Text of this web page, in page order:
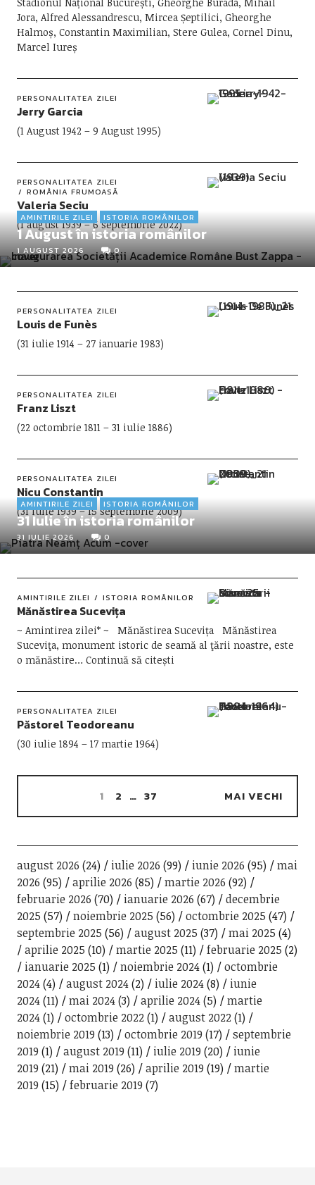
Jora, Alfred Alessandrescu, Mircea Șeptilici, Gheorghe
Halmoș, Constantin Maximilian, Stere Gulea, Cornel Dinu,
Marcel Iureș
PERSONALITATEA ZILEI
Jerry Garcia
(1 August 1942 – 9 August 1995)
PERSONALITATEA ZILEI
ROMÂNIA FRUMOASĂ
Valeria Seciu
(1 august 1939 – 6 septembrie 2022)
1 AUGUST 2026 0
AMINTIRILE ZILEI ISTORIA ROMÂNILOR
1 August în istoria românilor
PERSONALITATEA ZILEI
Louis de Funès
(31 iulie 1914 – 27 ianuarie 1983)
PERSONALITATEA ZILEI
Franz Liszt
(22 octombrie 1811 – 31 iulie 1886)
PERSONALITATEA ZILEI
Nicu Constantin
(31 iulie 1939 – 15 septembrie 2009)
31 IULIE 2026 0
AMINTIRILE ZILEI ISTORIA ROMÂNILOR
31 Iulie în istoria românilor
AMINTIRILE ZILEI ISTORIA ROMÂNILOR
Mănăstirea Sucevița
~ Amintirea zilei* ~ Mănăstirea Sucevița Mănăstirea
Suceviţa, monument istoric de seamă al ţării noastre, este
o mănăstire
Continuă să citești
PERSONALITATEA ZILEI
Păstorel Teodoreanu
(30 iulie 1894 – 17 martie 1964)
1 2 … 37 MAI VECHI
august 2026 (24) iulie 2026 (99) iunie 2026 (95)
mai
2026 (95) aprilie 2026 (85) martie 2026 (92)
februarie 2026 (70) ianuarie 2026 (67)
decembrie
2025 (57) noiembrie 2025 (56) octombrie 2025 (47)
septembrie 2025 (56) august 2025 (37) mai 2025 (4)
aprilie 2025 (10) martie 2025 (11) februarie 2025 (2)
ianuarie 2025 (1) noiembrie 2024(1)
octombrie
2024(4) august 2024(2) iulie 2024(8)
iunie
2024(11) mai 2024(3) aprilie 2024(5)
martie
2024(1) octombrie 2022(1) august 2022(1)
noiembrie 2019 (13) octombrie 2019 (17)
septembrie
2019 (1) august 2019 (11) iulie 2019 (20)
iunie
2019 (21) mai 2019 (26) aprilie 2019 (19)
martie
2019 (15) februarie 2019 (7)